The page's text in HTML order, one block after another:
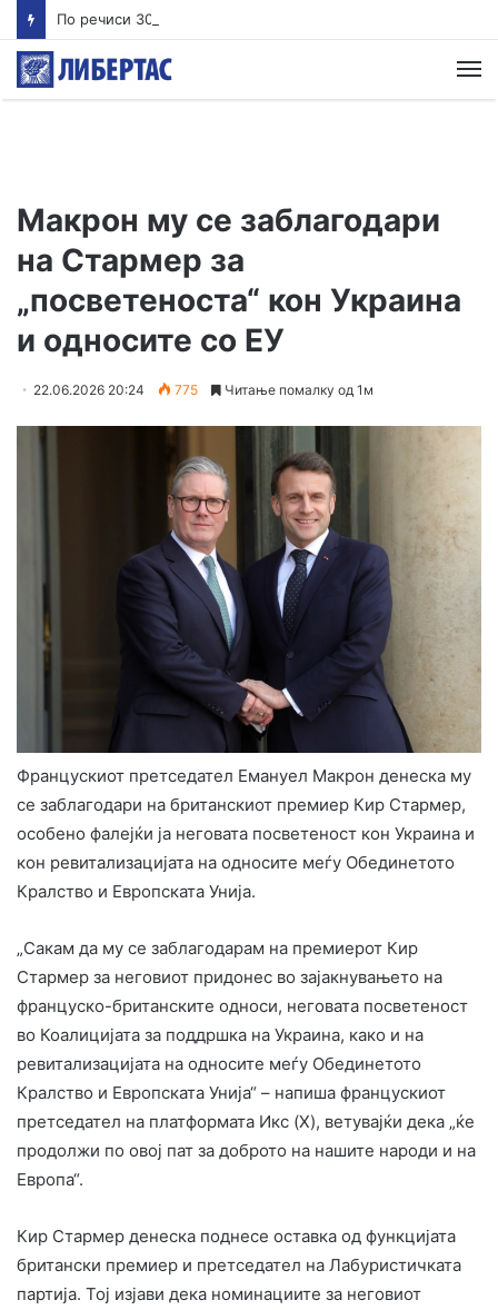
Макрон му се заблагодари
на Стармер за
„посветеноста“ кон Украина
и односите со ЕУ
22.06.2026 20:24 775 Читање помалку од 1м
Францускиот претседател Емануел Макрон денеска му
се заблагодари на британскиот премиер Кир Стармер,
особено фалејќи ја неговата посветеност кон Украина и
кон ревитализацијата на односите меѓу Обединетото
Кралство и Европската Унија.
„Сакам да му се заблагодарам на премиерот Кир
Стармер за неговиот придонес во зајакнувањето на
француско-британските односи, неговата посветеност
во Коалицијата за поддршка на Украина, како и на
ревитализацијата на односите меѓу Обединетото
Кралство и Европската Унија“ – напиша францускиот
претседател на платформата Икс (X), ветувајќи дека „ќе
продолжи по овој пат за доброто на нашите народи и на
Европа“.
Кир Стармер денеска поднесе оставка од функцијата
британски премиер и претседател на Лабуристичката
партија. Тој изјави дека номинациите за неговиот